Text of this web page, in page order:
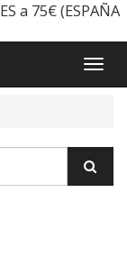
a 75€ (ESPAÑA